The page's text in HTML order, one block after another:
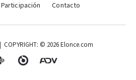
Contacto
COPYRIGHT: © 2026 Elonce.com